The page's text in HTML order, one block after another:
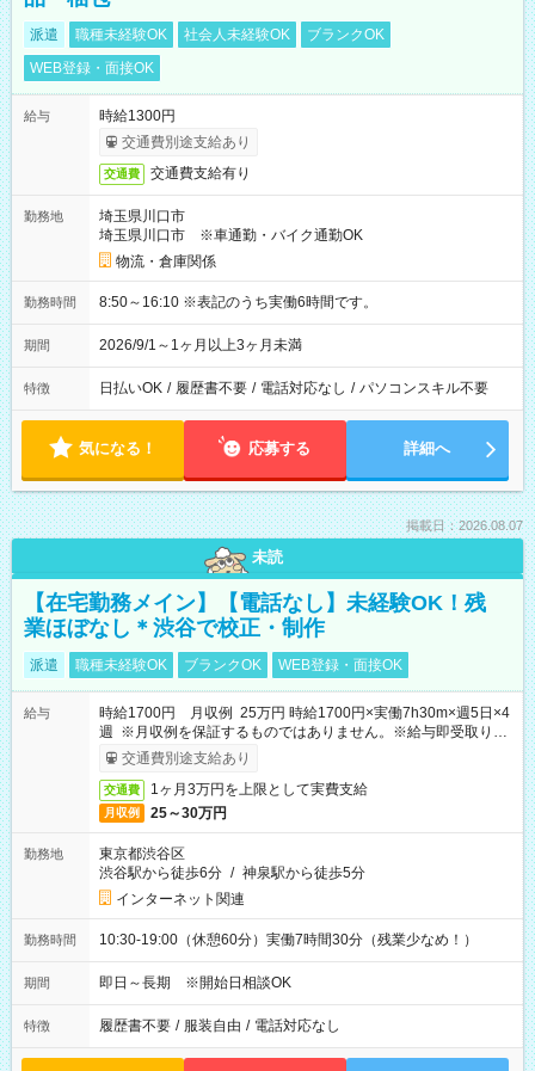
派遣 職種未経験OK 社会人未経験OK
ブランクOK
WEB登録・面接OK
給与
時給1300円
交通費別途支給あり
交通費 交通費支給有り
勤務地
埼玉県川口市
埼玉県川口市 ※車通勤・バイク通勤OK
物流・倉庫関係
勤務時間 8:50～16:10 ※表記のうち実働6時間です。
期間 2026/9/1～1ヶ月以上3ヶ月未満
特徴 日払いOK / 履歴書不要 / 電話対応なし / パソコンスキル不要
気になる！ 応募する 詳細へ
掲載日：2026.08.07
未読
【在宅勤務メイン】【電話なし】未経験OK！残
業ほぼなし＊渋谷で校正・制作
派遣 職種未経験OK ブランクOK WEB登録・面接OK
給与
時給1700円 月収例 25万円 時給1700円×実働7h30m×週5日×4
週 ※月収例を保証するものではありません。※給与即受取りサ
ービス利用可（利用条件有）
交通費別途支給あり
交通費 1ヶ月3万円を上限として実費支給
月収例 25～30万円
勤務地
東京都渋谷区
渋谷駅から徒歩6分 / 神泉駅から徒歩5分
インターネット関連
勤務時間 10:30-19:00（休憩60分）実働7時間30分（残業少なめ！）
期間 即日～長期 ※開始日相談OK
特徴 履歴書不要 / 服装自由 / 電話対応なし